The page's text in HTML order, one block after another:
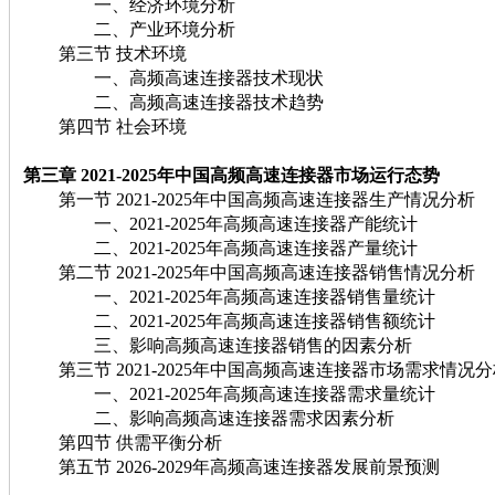
一、经济环境分析
二、产业环境分析
第三节 技术环境
一、高频高速连接器技术现状
二、高频高速连接器技术趋势
第四节 社会环境
第三章 2021-2025年中国高频高速连接器市场运行态势
第一节 2021-2025年中国高频高速连接器生产情况分析
一、2021-2025年高频高速连接器产能统计
二、2021-2025年高频高速连接器产量统计
第二节 2021-2025年中国高频高速连接器销售情况分析
一、2021-2025年高频高速连接器销售量统计
二、2021-2025年高频高速连接器销售额统计
三、影响高频高速连接器销售的因素分析
第三节 2021-2025年中国高频高速连接器市场需求情况
一、2021-2025年高频高速连接器需求量统计
二、影响高频高速连接器需求因素分析
第四节 供需平衡分析
第五节 2026-2029年高频高速连接器发展前景预测